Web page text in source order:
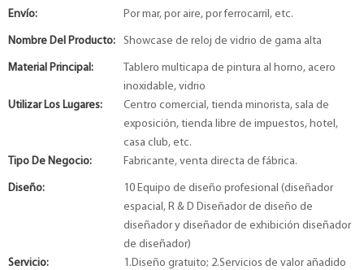
Envío: Por mar, por aire, por ferrocarril, etc.
Nombre Del Producto: Showcase de reloj de vidrio de gama alta
Material Principal:
Tablero multicapa de pintura al horno, acero
inoxidable, vidrio
Utilizar Los Lugares:
Centro comercial, tienda minorista, sala de
exposición, tienda libre de impuestos, hotel,
casa club, etc.
Tipo De Negocio:
Fabricante, venta directa de fábrica.
Diseño:
10 Equipo de diseño profesional (diseñador
espacial, R & D Diseñador de diseño de
diseñador y diseñador de exhibición diseñador
de diseñador)
Servicio:
1.Diseño gratuito; 2.Servicios de valor añadido